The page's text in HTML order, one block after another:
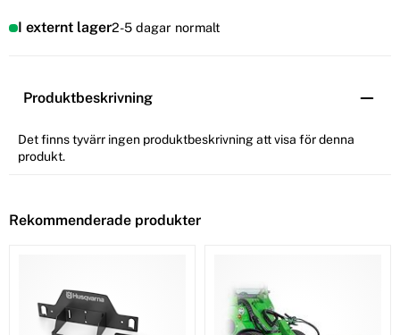
I externt lager2-5 dagar normalt
Produktbeskrivning
Det finns tyvärr ingen produktbeskrivning att visa för denna
produkt.
Rekommenderade produkter